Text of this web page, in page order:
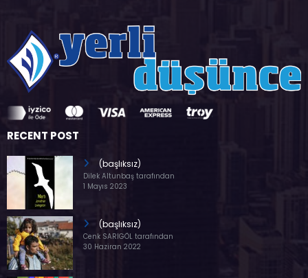
RECENT POST
(başlıksız)
Dilek Altunbaş tarafından
1 Mayıs 2023
(başlıksız)
Cenk SARIGÖL tarafından
30 Haziran 2022